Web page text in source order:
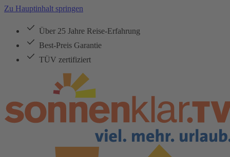
Zu Hauptinhalt springen
Über 25 Jahre Reise-Erfahrung
Best-Preis Garantie
TÜV zertifiziert